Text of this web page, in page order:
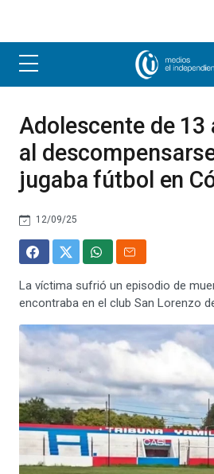
Adolescente de 13
al
jugaba fútbol en
12/09/25
La víctima sufrió un episodio de
encontraba en el club San Lorenzo